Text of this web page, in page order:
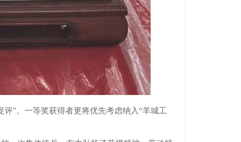
”。一等奖获得者更将优先考虑纳入“羊城工